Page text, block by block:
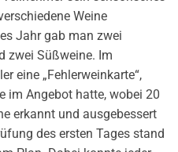
Weine
Jahr gab man zwei
zwei Süßweine. Im
eine „Fehlerweinkarte“,
im Angebot hatte, wobei 20
erkannt und ausgebessert
des ersten Tages stand